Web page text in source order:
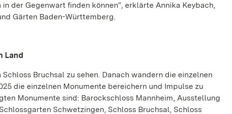
der Gegenwart finden können“, erklärte Annika Keybach,
Gärten Baden-Württemberg.
Land
Bruchsal zu sehen. Danach wandern die einzelnen
die einzelnen Monumente bereichern und Impulse zu
Monumente sind: Barockschloss Mannheim, Ausstellung
Schwetzingen, Schloss Bruchsal, Schloss